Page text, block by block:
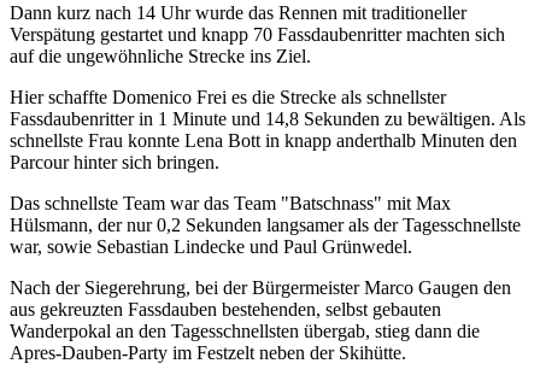
Dann kurz nach 14 Uhr wurde das Rennen mit traditioneller
Verspätung gestartet und knapp 70 Fassdaubenritter machten sich
auf die ungewöhnliche Strecke ins Ziel.
Hier schaffte Domenico Frei es die Strecke als schnellster
Fassdaubenritter in 1 Minute und 14,8 Sekunden zu bewältigen. Als
schnellste Frau konnte Lena Bott in knapp anderthalb Minuten den
Parcour hinter sich bringen.
Das schnellste Team war das Team "Batschnass" mit Max
Hülsmann, der nur 0,2 Sekunden langsamer als der Tagesschnellste
war, sowie Sebastian Lindecke und Paul Grünwedel.
Nach der Siegerehrung, bei der Bürgermeister Marco Gaugen den
aus gekreuzten Fassdauben bestehenden, selbst gebauten
Wanderpokal an den Tagesschnellsten übergab, stieg dann die
Apres-Dauben-Party im Festzelt neben der Skihütte.